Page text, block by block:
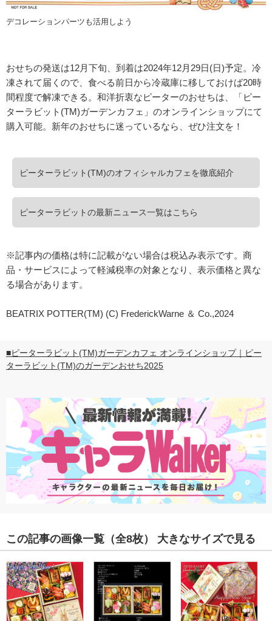
デコレーションパーツも活用しよう
おせちの発送は12月下旬、到着は2024年12月29日(日)予定。冷
凍されて届くので、食べる前日から冷蔵庫に移しておけば20時
間程度で解凍できる。和洋折衷なピーターのおせちは、「ピー
ターラビット(TM)ガーデンカフェ」のオンラインショップにて
購入可能。新年のおせちに迷っているなら、ぜひ注文を！
ピーターラビット(TM)のオフィシャルカフェを徹底紹介
ピーターラビットの最新ニュース一覧はこちら
※記事内の価格は特に記載がない場合は税込み表示です。商
品・サービスによって軽減税率の対象となり、表示価格と異な
る場合があります。
BEATRIX POTTER(TM) (C) FrederickWarne ＆ Co.,2024
■ピーターラビット(TM)ガーデンカフェ オンラインショップ｜ピー
ターラビット(TM)のガーデンおせち2025
この記事の画像一覧 （全8枚） 大きなサイズで見る